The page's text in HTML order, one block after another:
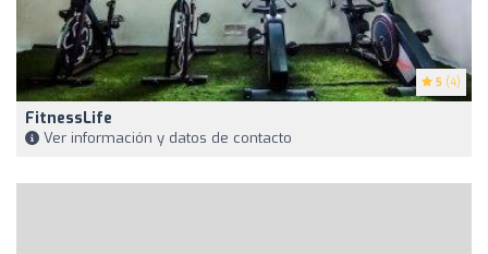
5 (4)
FitnessLife
Ver información y datos de contacto